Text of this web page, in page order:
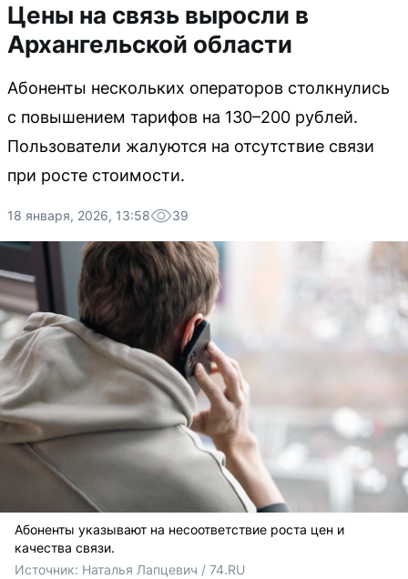
Цены на связь выросли в
Архангельской области
Абоненты нескольких операторов столкнулись
с повышением тарифов на 130–200 рублей.
Пользователи жалуются на отсутствие связи
при росте стоимости.
18 января, 2026, 13:58 39
Абоненты указывают на несоответствие роста цен и
качества связи.
Источник: Наталья Лапцевич / 74.RU